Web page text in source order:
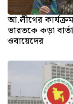
আ.লীগের
ভারতকে কড়া
ওবায়েদের